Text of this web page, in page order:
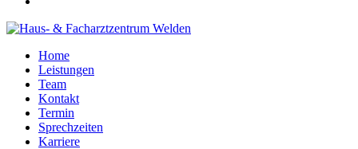
Home
Leistungen
Team
Kontakt
Termin
Sprechzeiten
Karriere